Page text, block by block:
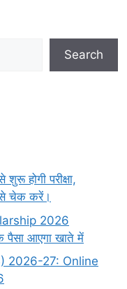
Search
होगी परीक्षा,
से चेक करें।
2026
आएगा खाते में
2026-27: Online